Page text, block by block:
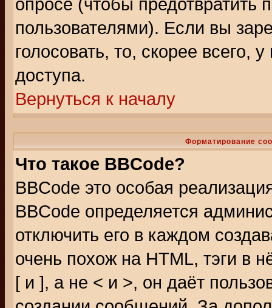
опросе (чтобы предотвратить
пользователями). Если вы
голосовать, то, скорее всего,
доступа.
Вернуться к началу
Форматирование
Что такое BBCode?
BBCode это особая
BBCode определяется
отключить его в каждом
очень похож на HTML, тэги в
[ и ], а не < и >, он даёт